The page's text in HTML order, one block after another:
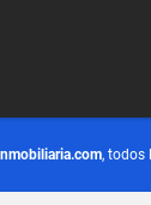
, todos